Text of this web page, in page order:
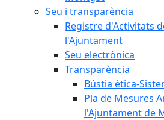
Seu i transparència
Registre d'Activitats
l'Ajuntament
Seu electrònica
Transparència
Bústia ètica-
Pla de Mesures
l'Ajuntament de